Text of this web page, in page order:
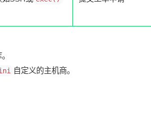
自定义的主机商。